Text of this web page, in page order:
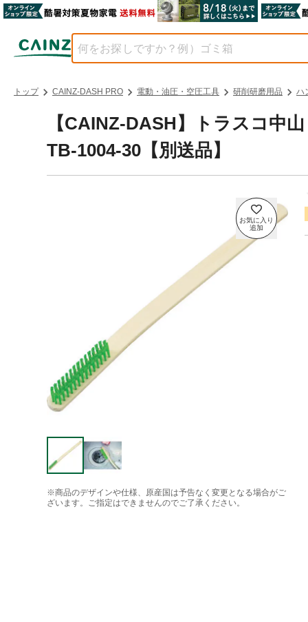
トップ CAINZ-DASH PRO 電動・油圧・空圧工具 研削研磨用品 ハ
【CAINZ-DASH】トラスコ
TB-1004-30【別送品】
※商品のデザインや仕様、原産国は予告なく変更となる場合がご
ざいます。ご指定はできませんのでご了承ください。